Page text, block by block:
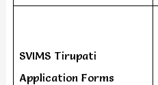
SVIMS Tirupati
Application Forms